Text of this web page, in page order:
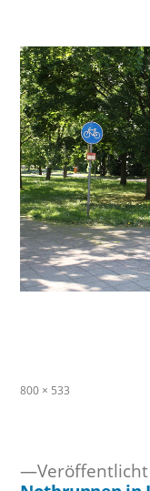
Originalgröße
800 × 533